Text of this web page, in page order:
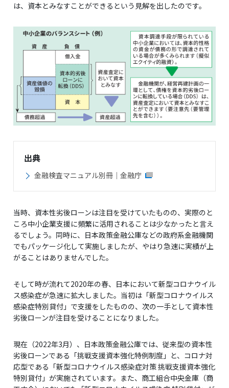
は、資本とみなすことができるという見解を出したのです。
出典
金融検査マニュアル別冊｜金融庁
当時、資本性劣後ローンは注目を受けていたものの、実際のと
ころ中小企業支援に頻繁に活用されることは少なかったと言え
るでしょう。同時に、日本政策金融公庫などの政府系金融機関
でもパッケージ化して実施しましたが、やはり急速に実績が上
がることはありませんでした。
そして時が流れて2020年の春、日本において新型コロナウイル
ス感染症が急速に拡大しました。当初は「新型コロナウイルス
感染症特別貸付」で支援をしたものの、次の一手として資本性
劣後ローンが注目を受けることになりました。
現在（2022年3月）、日本政策金融公庫では、従来型の資本性
劣後ローンである「挑戦支援資本強化特例制度」と、コロナ対
応型である「新型コロナウイルス感染症対策 挑戦支援資本強化
特別貸付」が実施されています。また、商工組合中央金庫（商